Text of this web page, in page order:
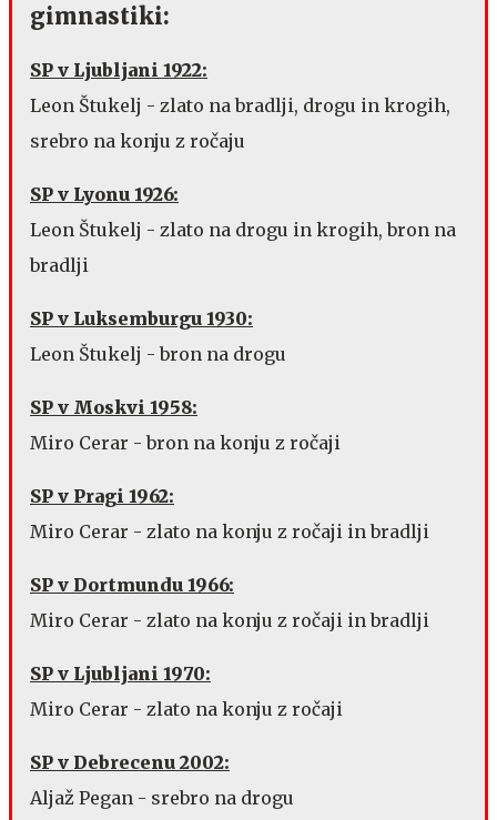
gimnastiki:
SP v Ljubljani 1922:
Leon Štukelj - zlato na bradlji, drogu in krogih,
srebro na konju z ročaju
SP v Lyonu 1926:
Leon Štukelj - zlato na drogu in krogih, bron na
bradlji
SP v Luksemburgu 1930:
Leon Štukelj - bron na drogu
SP v Moskvi 1958:
Miro Cerar - bron na konju z ročaji
SP v Pragi 1962:
Miro Cerar - zlato na konju z ročaji in bradlji
SP v Dortmundu 1966:
Miro Cerar - zlato na konju z ročaji in bradlji
SP v Ljubljani 1970:
Miro Cerar - zlato na konju z ročaji
SP v Debrecenu 2002:
Aljaž Pegan - srebro na drogu